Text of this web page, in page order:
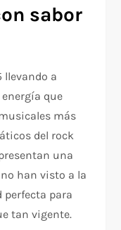
sabor
llevando a
que
más
del rock
una
han visto a la
perfecta para
tan vigente.